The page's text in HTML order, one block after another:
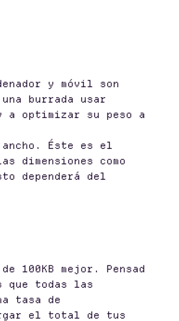
y móvil son
burrada usar
a optimizar su peso a
Éste es el
dimensiones como
dependerá del
100KB mejor. Pensad
que todas las
tasa de
el total de tus